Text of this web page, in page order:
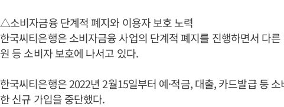
△소비자금융 단계적 폐지와 이용자 보호 노력
한국씨티은행은 소비자금융 사업의 단계적 폐지를 진행하면서 다
원 등 소비자 보호에 나서고 있다.
한국씨티은행은 2022년 2월15일부터 예·적금, 대출, 카드발급 등
한 신규 가입을 중단했다.